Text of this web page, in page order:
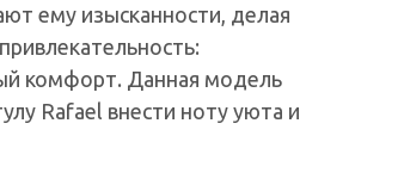
ему изысканности, делая
комфорт. Данная модель
Rafael внести ноту уюта и